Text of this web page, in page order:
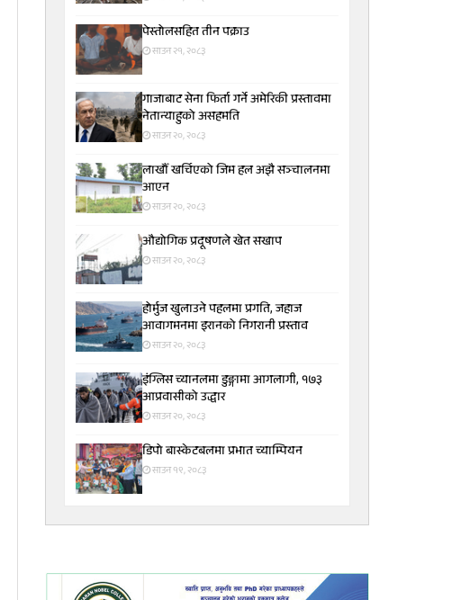
पेस्तोलसहित तीन पक्राउ
साउन २१, २०८३
गाजाबाट सेना फिर्ता गर्ने अमेरिकी प्रस्तावमा
नेतान्याहुको असहमति
साउन २०, २०८३
लाखौँ खर्चिएको जिम हल अझै सञ्चालनमा
आएन
साउन २०, २०८३
औद्योगिक प्रदूषणले खेत सखाप
साउन २०, २०८३
होर्मुज खुलाउने पहलमा प्रगति, जहाज
आवागमनमा इरानको निगरानी प्रस्ताव
साउन २०, २०८३
इंग्लिस च्यानलमा डुङ्गामा आगलागी, १७३
आप्रवासीको उद्धार
साउन २०, २०८३
डिपो बास्केटबलमा प्रभात च्याम्पियन
साउन १९, २०८३